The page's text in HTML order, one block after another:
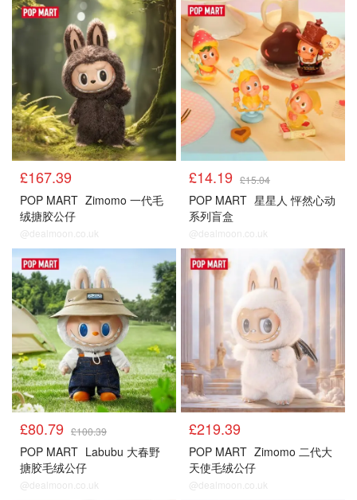
£167.39
POP MART Zimomo 一代毛
绒搪胶公仔
@dealmoon.co.uk
£14.19 £15.04
POP MART 星星人 怦然心动
系列盲盒
@dealmoon.co.uk
£80.79 £100.39
POP MART Labubu 大春野
搪胶毛绒公仔
@dealmoon.co.uk
£219.39
POP MART Zimomo 二代大
天使毛绒公仔
@dealmoon.co.uk